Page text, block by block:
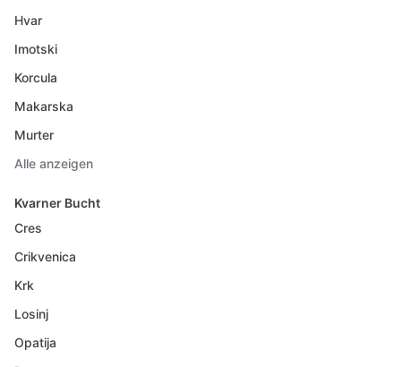
Hvar
Imotski
Korcula
Makarska
Murter
Alle anzeigen
Kvarner Bucht
Cres
Crikvenica
Krk
Losinj
Opatija